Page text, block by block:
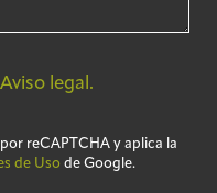
Aviso legal.
reCAPTCHA y aplica la
de Uso de Google.